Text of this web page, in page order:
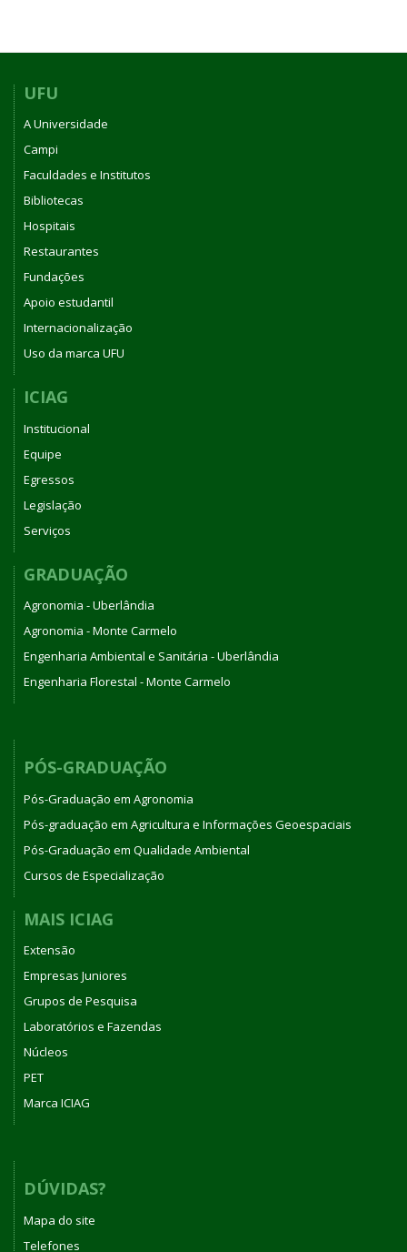
UFU
A Universidade
Campi
Faculdades e Institutos
Bibliotecas
Hospitais
Restaurantes
Fundações
Apoio estudantil
Internacionalização
Uso da marca UFU
ICIAG
Institucional
Equipe
Egressos
Legislação
Serviços
GRADUAÇÃO
Agronomia - Uberlândia
Agronomia - Monte Carmelo
Engenharia Ambiental e Sanitária - Uberlândia
Engenharia Florestal - Monte Carmelo
PÓS-GRADUAÇÃO
Pós-Graduação em Agronomia
Pós-graduação em Agricultura e Informações Geoespaciais
Pós-Graduação em Qualidade Ambiental
Cursos de Especialização
MAIS ICIAG
Extensão
Empresas Juniores
Grupos de Pesquisa
Laboratórios e Fazendas
Núcleos
PET
Marca ICIAG
DÚVIDAS?
Mapa do site
Telefones